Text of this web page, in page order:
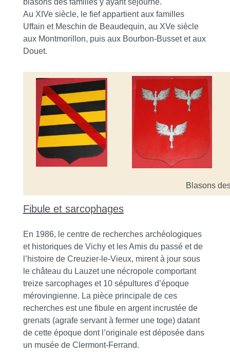
Au XIVe siècle, le fief appartient aux familles
Uffain et Meschin de Beaudequin, au XVe siècle
aux Montmorillon, puis aux Bourbon-Busset et aux
Douet.
Blasons
Fibule et sarcophages
En 1986, le centre de recherches archéologiques
et historiques de Vichy et les Amis du passé et de
l’histoire de Creuzier-le-Vieux, mirent à jour sous
le château du Lauzet une nécropole comportant
treize sarcophages et 10 sépultures d’époque
mérovingienne. La pièce principale de ces
recherches est une fibule en argent incrustée de
grenats (agrafe servant à fermer une toge) datant
de cette époque dont l’originale est déposée dans
un musée de Clermont-Ferrand.